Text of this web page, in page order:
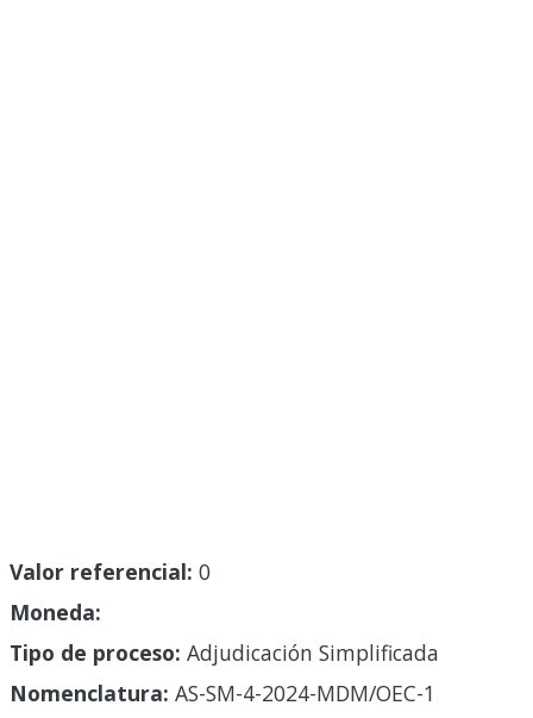
Valor referencial: 0
Moneda:
Tipo de proceso: Adjudicación Simplificada
Nomenclatura: AS-SM-4-2024-MDM/OEC-1